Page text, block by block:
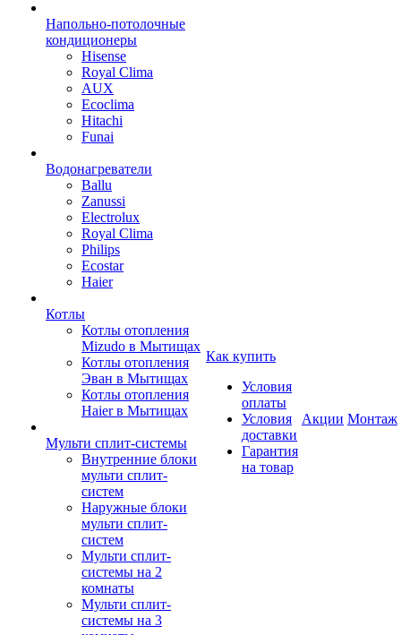
Напольно-потолочные
кондиционеры
Hisense
Royal Clima
AUX
Ecoclima
Hitachi
Funai
Водонагреватели
Ballu
Zanussi
Electrolux
Royal Clima
Philips
Ecostar
Haier
Котлы
Котлы отопления
Mizudo в Мытищах
Котлы отопления
Эван в Мытищах
Котлы отопления
Haier в Мытищах
Мульти сплит-системы
Внутренние блоки
мульти сплит-
систем
Наружные блоки
мульти сплит-
систем
Мульти сплит-
системы на 2
комнаты
Мульти сплит-
системы на 3
Как купить
Условия
оплаты
Условия
доставки
Гарантия
на товар
Акции Монтаж